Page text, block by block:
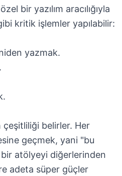
bir yazılım aracılığıyla
kritik işlemler yapılabilir:
yazmak.
çeşitliliği belirler. Her
geçmek, yani "bu
atölyeyi diğerlerinden
adeta süper güçler